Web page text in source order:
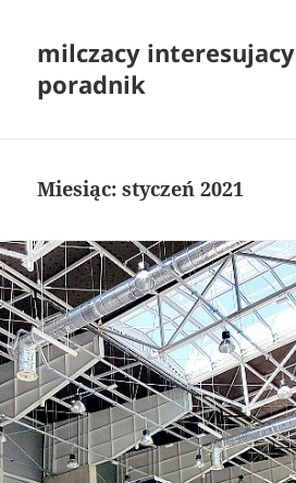
milczacy interesujacy
poradnik
Miesiąc:styczeń 2021